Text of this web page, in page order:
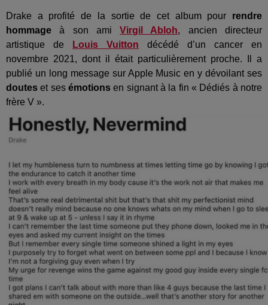
Drake a profité de la sortie de cet album pour rendre
hommage à son amiVirgil Abloh, ancien directeur
artistique de
Louis Vuitton décédé d’un cancer en
novembre 2021, dont il était particulièrement proche. Il a
publié un long message sur Apple Music en y dévoilant ses
douteset sesémotionsen signant à la fin « Dédiés à notre
frère V ».